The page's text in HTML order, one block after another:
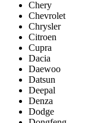
Chery
Chevrolet
Chrysler
Citroen
Cupra
Dacia
Daewoo
Datsun
Deepal
Denza
Dodge